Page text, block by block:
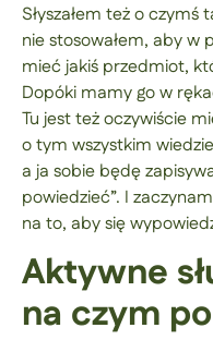
Słyszałem też o
nie stosowałem, aby
mieć jakiś przedmiot,
Dopóki mamy go w
Tu jest też oczywiście
o tym wszystkim
a ja sobie będę
powiedzieć”. I
na to, aby się
Aktywne
na czym